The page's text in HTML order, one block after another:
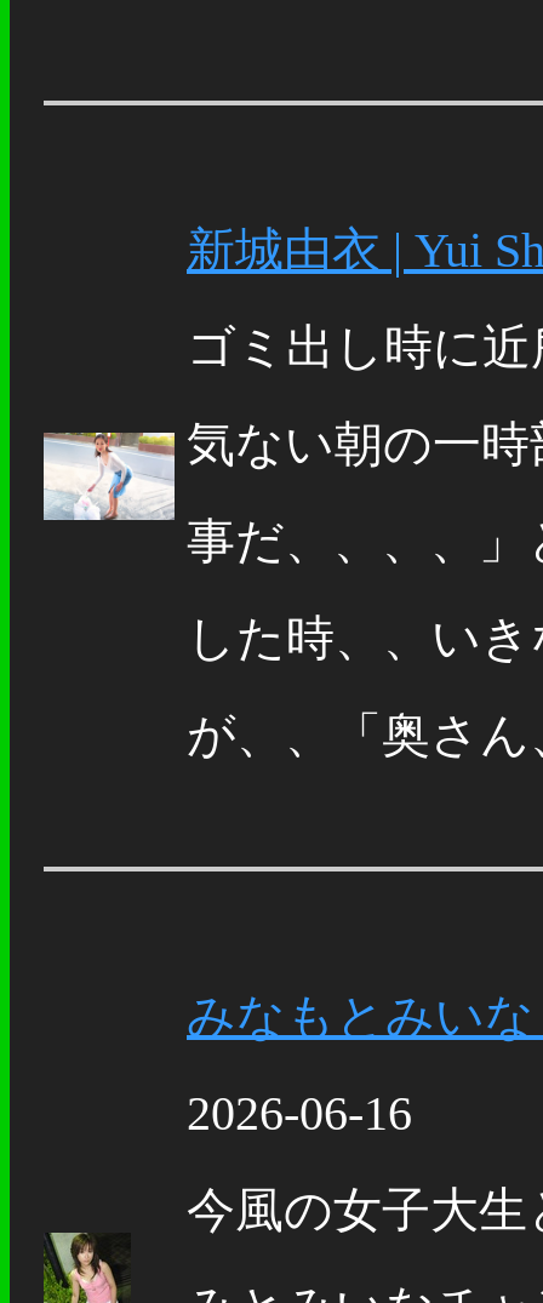
新城由衣 | Yui
ゴミ出し時に
気ない朝の一
事だ、、、、
した時、、い
が、、「奥さ
みなもとみいな
2026-06-16
今風の女子大